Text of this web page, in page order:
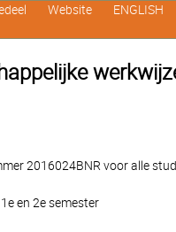
2016024BNR voor alle
1e en 2e semester
Website ENGLISH